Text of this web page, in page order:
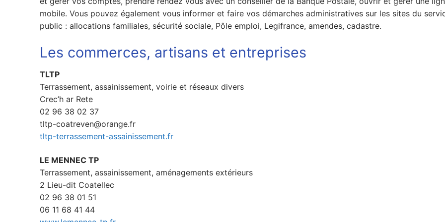
mobile. Vous pouvez également vous informer et faire vos démarches administratives sur les sites du
public : allocations familiales, sécurité sociale, Pôle emploi, Legifrance, amendes, cadastre.
Les commerces, artisans et entreprises
TLTP
Terrassement, assainissement, voirie et réseaux divers
Crec’h ar Rete
02 96 38 02 37
tltp-coatreven@orange.fr
tltp-terrassement-assainissement.fr
LE MENNEC TP
Terrassement, assainissement, aménagements extérieurs
2 Lieu-dit Coatellec
02 96 38 01 51
06 11 68 41 44